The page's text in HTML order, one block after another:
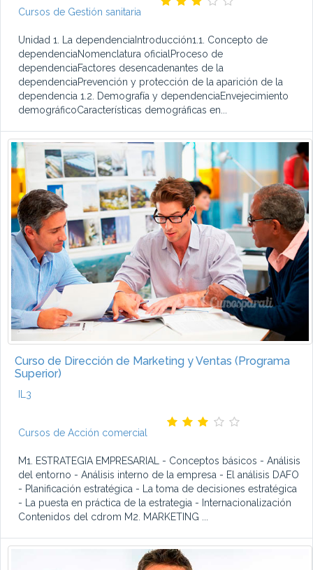
Cursos de Gestión sanitaria
Unidad 1. La dependenciaIntroducción1.1. Concepto de
dependenciaNomenclatura oficialProceso de
dependenciaFactores desencadenantes de la
dependenciaPrevención y protección de la aparición de la
dependencia 1.2. Demografía y dependenciaEnvejecimiento
demográficoCaracterísticas demográficas en...
Curso de Dirección de Marketing y Ventas (Programa
Superior)
IL3
Cursos de Acción comercial
M1. ESTRATEGIA EMPRESARIAL - Conceptos básicos - Análisis
del entorno - Análisis interno de la empresa - El análisis DAFO
- Planificación estratégica - La toma de decisiones estratégica
- La puesta en práctica de la estrategia - Internacionalización
Contenidos del cdrom M2. MARKETING ...